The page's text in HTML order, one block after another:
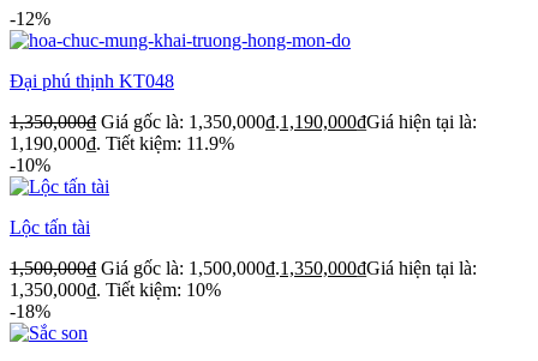
-12%
Đại phú thịnh KT048
1,350,000₫ Giá gốc là: 1,350,000₫.1,190,000₫Giá hiện tại là:
1,190,000₫. Tiết kiệm: 11.9%
-10%
Lộc tấn tài
1,500,000₫ Giá gốc là: 1,500,000₫.1,350,000₫Giá hiện tại là:
1,350,000₫. Tiết kiệm: 10%
-18%